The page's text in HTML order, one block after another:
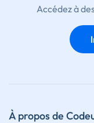
Accédez à
À propos de